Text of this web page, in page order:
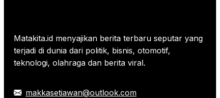
Matakita.id menyajikan berita terbaru seputar yang
terjadi di dunia dari politik, bisnis, otomotif,
teknologi, olahraga dan berita viral.
makkasetiawan@outlook.com